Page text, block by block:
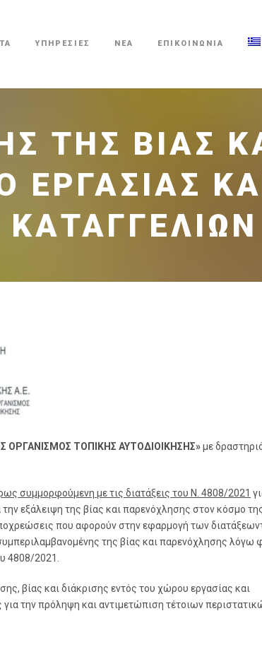
ΥΠΗΡΕΣΙΕΣ ΝΕΑ ΕΠΙΚΟΙΝΩΝΙΑ
ΤΗΣ ΒΊΑΣ
ΚΑΤΑΓΓΕΛΙΏΝ
ΟΡΓΑΝΙΣΜΟΣ ΤΟΠΙΚΗΣ ΑΥΤΟΔΙΟΙΚΗΣΗΣ»με
συμμορφούμενη με τις διατάξεις του Ν. 4808/2021
εξάλειψη της βίας και παρενόχλησης στον κόσμο
που αφορούν στην εφαρμογή των
της βίας και παρενόχλησης λόγω
4808/2021.
βίας και διάκρισης εντός του χώρου εργασίας και
την πρόληψη και αντιμετώπιση τέτοιων